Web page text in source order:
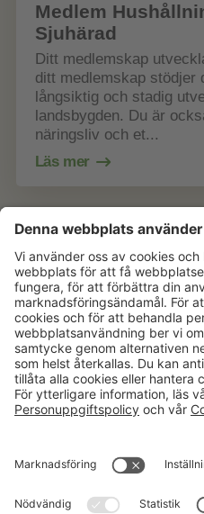
Medlem
Sjuhärad
Ditt medlemskap
ditt medlemskap stödjer
långsiktig och stadig
landsbygden. Du är
näringsliv och et...
Läs mer
Karriär